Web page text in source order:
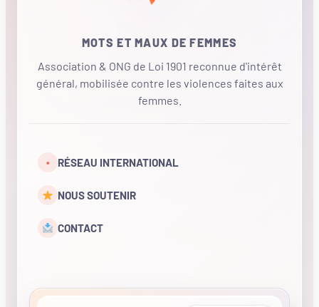
MOTS ET MAUX DE FEMMES
Association & ONG de Loi 1901 reconnue d'intérêt
général, mobilisée contre les violences faites aux
femmes.
• RÉSEAU INTERNATIONAL
NOUS SOUTENIR
CONTACT